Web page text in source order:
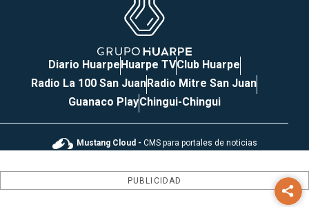
Diario HuarpeHuarpe TVClub Huarpe
Radio La 100 San JuanRadio Mitre San Juan
Guanaco PlayChingui-Chingui
Mustang Cloud - CMS para portales de noticias
PUBLICIDAD